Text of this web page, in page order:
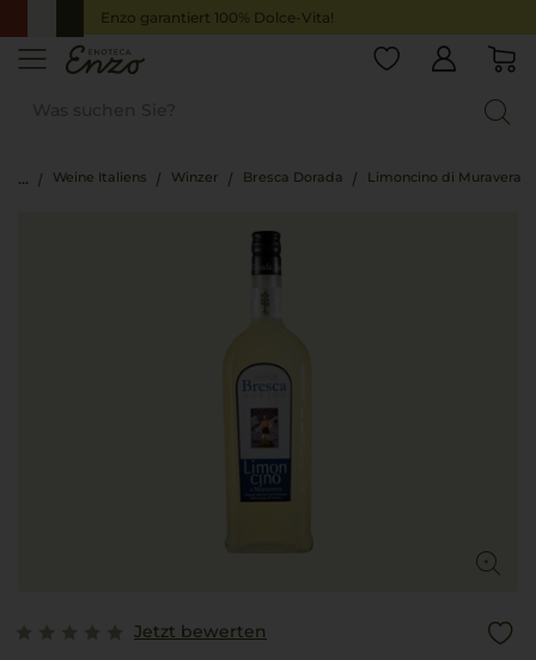
Enzo garantiert 100% Dolce-Vita!
Weine Italiens Winzer Bresca Dorada Limoncino di Muravera
Jetzt bewerten